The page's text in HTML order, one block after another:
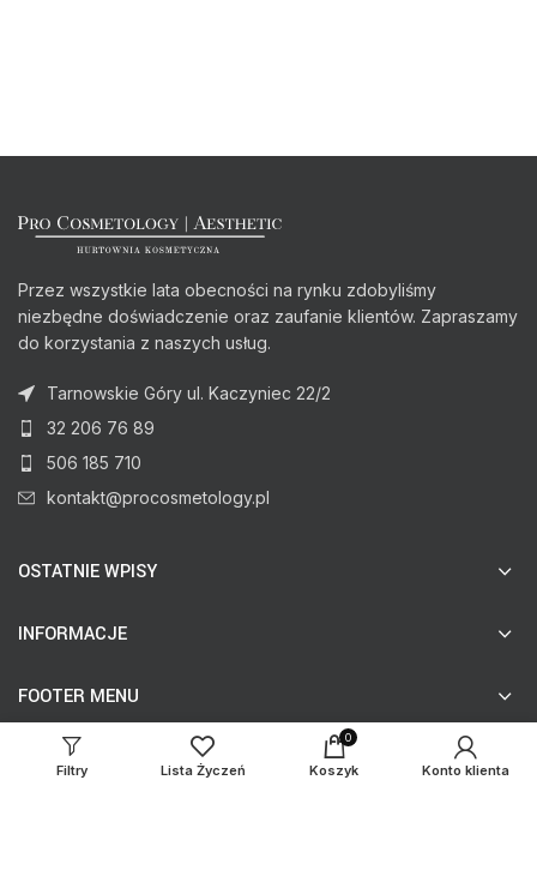
Przez wszystkie lata obecności na rynku zdobyliśmy
niezbędne doświadczenie oraz zaufanie klientów. Zapraszamy
do korzystania z naszych usług.
Tarnowskie Góry ul. Kaczyniec 22/2
32 206 76 89
506 185 710
kontakt@procosmetology.pl
OSTATNIE WPISY
INFORMACJE
FOOTER MENU
Filtry Lista Życzeń
0
Koszyk Konto klienta